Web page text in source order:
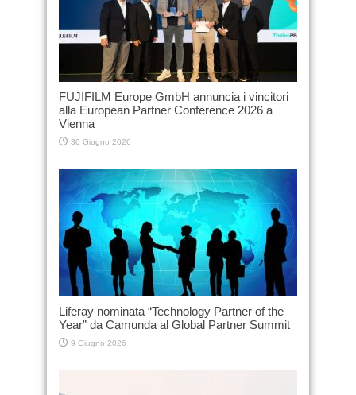
FUJIFILM Europe GmbH annuncia i vincitori
alla European Partner Conference 2026 a
Vienna
30 Giugno 2026
Liferay nominata “Technology Partner of the
Year” da Camunda al Global Partner Summit
9 Giugno 2026